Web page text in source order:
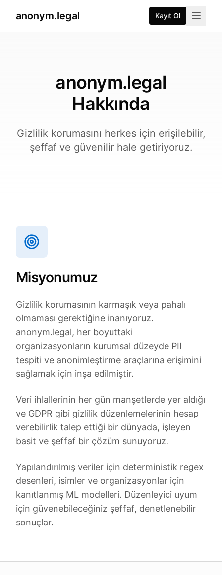
anonym.legal Kayıt Ol
anonym.legal
Hakkında
Gizlilik korumasını herkes için erişilebilir,
şeffaf ve güvenilir hale getiriyoruz.
Misyonumuz
Gizlilik korumasının karmaşık veya pahalı
olmaması gerektiğine inanıyoruz.
anonym.legal, her boyuttaki
organizasyonların kurumsal düzeyde PII
tespiti ve anonimleştirme araçlarına erişimini
sağlamak için inşa edilmiştir.
Veri ihlallerinin her gün manşetlerde yer aldığı
ve GDPR gibi gizlilik düzenlemelerinin hesap
verebilirlik talep ettiği bir dünyada, işleyen
basit ve şeffaf bir çözüm sunuyoruz.
Yapılandırılmış veriler için deterministik regex
desenleri, isimler ve organizasyonlar için
kanıtlanmış ML modelleri. Düzenleyici uyum
için güvenebileceğiniz şeffaf, denetlenebilir
sonuçlar.